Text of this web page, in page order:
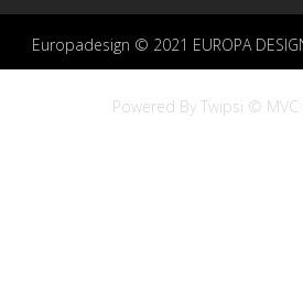
Europadesign © 2021 EUROPA
Powered By Twipsi ©